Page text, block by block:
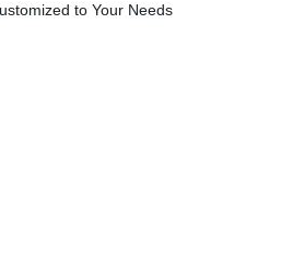
to Your Needs